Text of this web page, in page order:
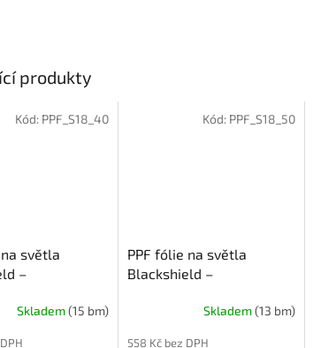
produkty
světla
–
PPF fólie na
Skladem(15 bm)
Kód: PPF_S18_40
PPF fólie na světla
Blackshield –
Ochranná PPF fólie na
Skladem(13 bm)
558 Kč bez DPH
Kód: PPF_S18_50